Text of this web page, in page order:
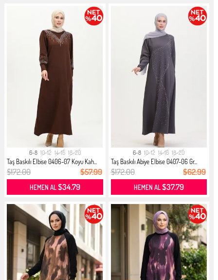
6-8 10-12 14-16 18-20
Taş Baskılı Elbise 0406-07 Koyu Kah...
$172.00 $57.99
HEMEN AL$34.79
6-8 10-12 14-16 18-20
Taş Baskılı Abiye Elbise 0407-06 Gr...
$172.00 $62.99
HEMEN AL$37.79